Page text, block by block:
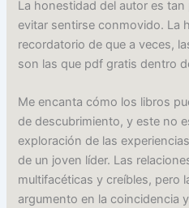
La honestidad del autor es
evitar sentirse conmovido. La
recordatorio de que a veces,
son las que pdf gratis dentro
Me encanta cómo los libros
de descubrimiento, y este no
exploración de las
de un joven líder. Las
multifacéticas y creíbles, pero
argumento en la coincidencia